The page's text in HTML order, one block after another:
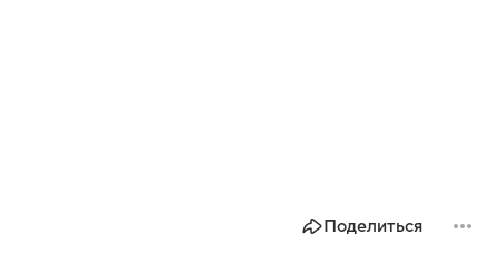
Поделиться